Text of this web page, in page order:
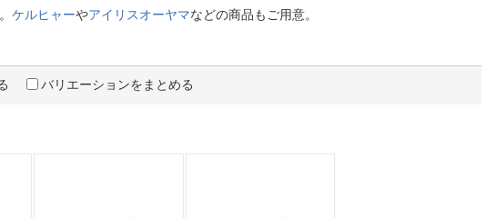
法人窓口
ケルヒャーやアイリスオーヤマなどの商品もご用意。
バリエーションをまとめる